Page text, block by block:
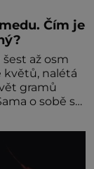
Čím je
až osm
květů, nalétá
gramů
o sobě se
včelstva,